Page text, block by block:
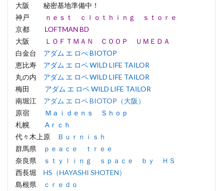
大阪 秘密基地準備中！
神戸
ｎｅｓｔ ｃｌｏｔｈｉｎｇ ｓｔｏｒｅ
京都 LOFTMAN BD
大阪
ＬＯＦＴＭＡＮ ＣＯＯＰ ＵＭＥＤＡ
白金台 アダム エ ロぺ BIOTOP
恵比寿 アダム エ ロペ WILD LIFE TAILOR
丸の内 アダム エ ロペ WILD LIFE TAILOR
梅田 アダム エ ロペ WILD LIFE TAILOR
南堀江 アダム エ ロペ BIOTOP（大阪）
原宿
Ｍａｉｄｅｎｓ Ｓｈｏｐ
札幌 Aｒｃｈ
代々木上原
Ｂｕｒｎｉｓｈ
群馬県
ｐｅａｃｅ ｔｒｅｅ
奈良県
ｓｔｙｌｉｎｇ ｓｐａｃｅ ｂｙ ＨＳ
西長堀 HS（HAYASHI SHOTEN）
島根県
ｃｒｅｄｏ